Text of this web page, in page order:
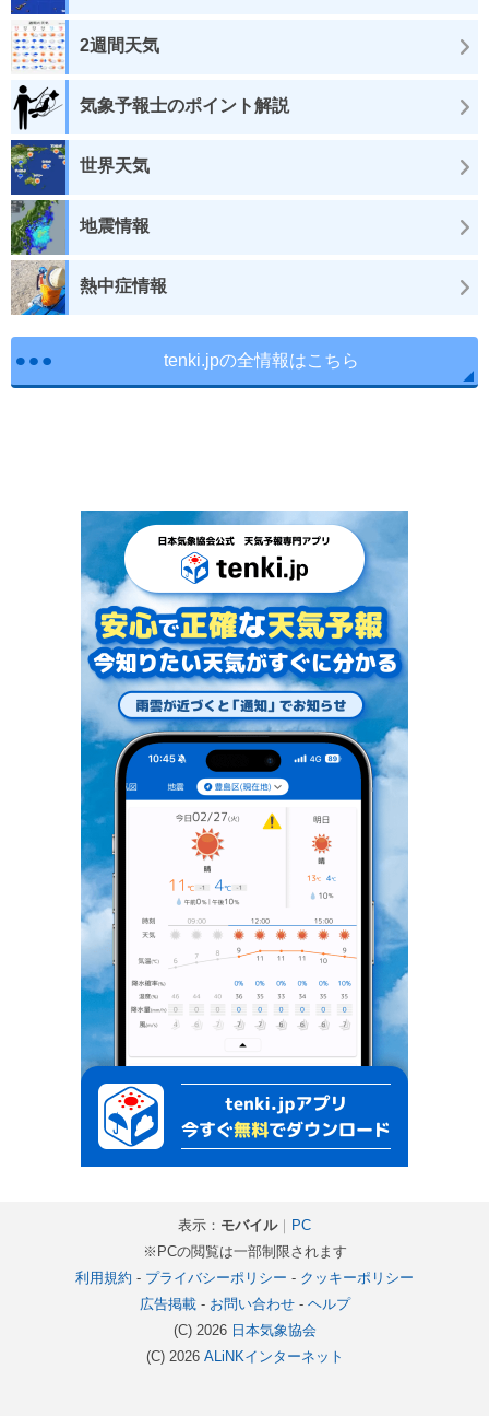
2週間天気
気象予報士のポイント解説
世界天気
地震情報
熱中症情報
tenki.jpの全情報はこちら
表示： モバイル｜ PC
※PCの閲覧は一部制限されます
利用規約 - プライバシーポリシー - クッキーポリシー
広告掲載- お問い合わせ- ヘルプ
(C) 2026 日本気象協会
(C) 2026 ALiNKインターネット